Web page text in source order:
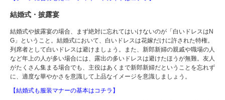
結婚式・披露宴
結婚式や披露宴の場合、まず絶対に忘れてはいけないのが「白いドレスはN
G」ということ。結婚式において、白いドレスは花嫁だけに許された特権。
列席者として白いドレスは避けましょう。また、新郎新婦の親戚や職場の人
など年上の人が多い場合には、露出の多いドレスは避けたほうが無難。友人
がたくさん集まる場合でも、主役はあくまで新郎新婦だということを忘れず
に、適度な華やかさを意識して上品なイメージを意識しましょう。
【結婚式も服装マナーの基本はコチラ】